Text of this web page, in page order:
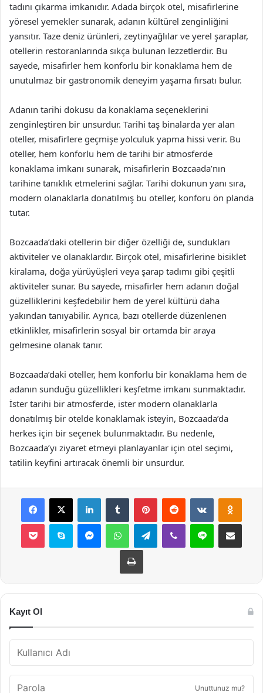
tadını çıkarma imkanıdır. Adada birçok otel, misafirlerine
yöresel yemekler sunarak, adanın kültürel zenginliğini
yansıtır. Taze deniz ürünleri, zeytinyağlılar ve yerel şaraplar,
otellerin restoranlarında sıkça bulunan lezzetlerdir. Bu
sayede, misafirler hem konforlu bir konaklama hem de
unutulmaz bir gastronomik deneyim yaşama fırsatı bulur.
Adanın tarihi dokusu da konaklama seçeneklerini
zenginleştiren bir unsurdur. Tarihi taş binalarda yer alan
oteller, misafirlere geçmişe yolculuk yapma hissi verir. Bu
oteller, hem konforlu hem de tarihi bir atmosferde
konaklama imkanı sunarak, misafirlerin Bozcaada’nın
tarihine tanıklık etmelerini sağlar. Tarihi dokunun yanı sıra,
modern olanaklarla donatılmış bu oteller, konforu ön planda
tutar.
Bozcaada’daki otellerin bir diğer özelliği de, sundukları
aktiviteler ve olanaklardır. Birçok otel, misafirlerine bisiklet
kiralama, doğa yürüyüşleri veya şarap tadımı gibi çeşitli
aktiviteler sunar. Bu sayede, misafirler hem adanın doğal
güzelliklerini keşfedebilir hem de yerel kültürü daha
yakından tanıyabilir. Ayrıca, bazı otellerde düzenlenen
etkinlikler, misafirlerin sosyal bir ortamda bir araya
gelmesine olanak tanır.
Bozcaada’daki oteller, hem konforlu bir konaklama hem de
adanın sunduğu güzellikleri keşfetme imkanı sunmaktadır.
İster tarihi bir atmosferde, ister modern olanaklarla
donatılmış bir otelde konaklamak isteyin, Bozcaada’da
herkes için bir seçenek bulunmaktadır. Bu nedenle,
Bozcaada’yı ziyaret etmeyi planlayanlar için otel seçimi,
tatilin keyfini artıracak önemli bir unsurdur.
Facebook
X LinkedInTumblr PinterestReddit VKontakte
Pocket Skype MessengerWhatsAppTelegramViber Line E-Posta ile
Yazdır
Kayıt Ol
Unuttunuz mu?